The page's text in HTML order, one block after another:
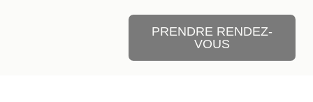
PRENDRE RENDEZ-
VOUS